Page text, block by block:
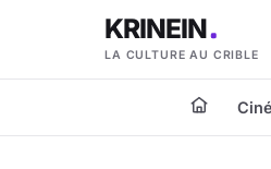
KRINEIN
LA CULTURE AU CRIBLE